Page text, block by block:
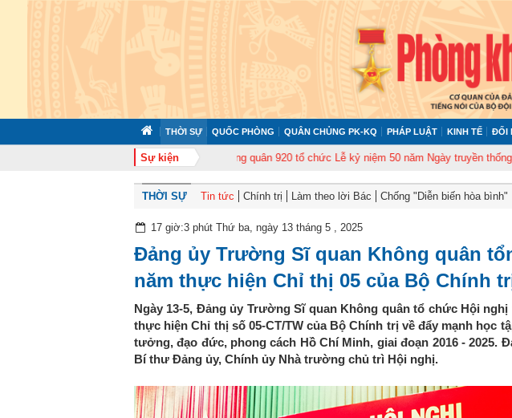
THỜI SỰ QUỐC PHÒNG QUÂN CHỦNG PK-KQ PHÁP LUẬT KINH TẾ ĐỐI
Sự kiện
Trung đoàn Không quân 920 tổ chức Lễ kỷ niệm 50 năm Ngày truyền thống (12-11-
THỜI SỰ Tin tức Chính trị Làm theo lời Bác Chống "Diễn biến hòa bình"
17 giờ:3 phút Thứ ba, ngày 13 tháng 5 , 2025
Đảng ủy Trường Sĩ quan Không quân
năm thực hiện Chỉ thị 05 của Bộ Chính
Ngày 13-5, Đảng ủy Trường Sĩ quan Không quân tổ chức Hội nghị
thực hiện Chỉ thị số 05-CT/TW của Bộ Chính trị về đẩy mạnh học
tưởng, đạo đức, phong cách Hồ Chí Minh, giai đoạn 2016 - 2025.
Bí thư Đảng ủy, Chính ủy Nhà trường chủ trì Hội nghị.